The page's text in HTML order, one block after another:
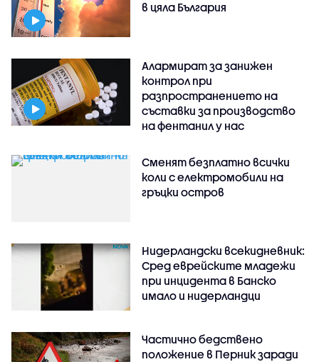
в цяла България
Алармират за занижен
контрол при
разпространението на
съставки за производство
на фентанил у нас
Сменят безплатно всички
коли с електромобили на
гръцки остров
Нидерландски всекидневник:
Сред еврейските младежи
при инцидента в Банско
имало и нидерландци
Частично бедствено
положение в Перник заради